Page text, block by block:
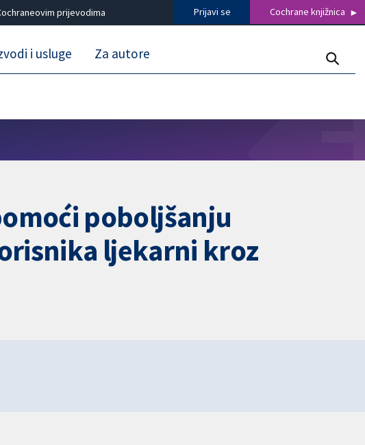
prijevodima Prijavi se Cochrane knjižnica
i usluge Za autore
poboljšanju
ljekarni kroz